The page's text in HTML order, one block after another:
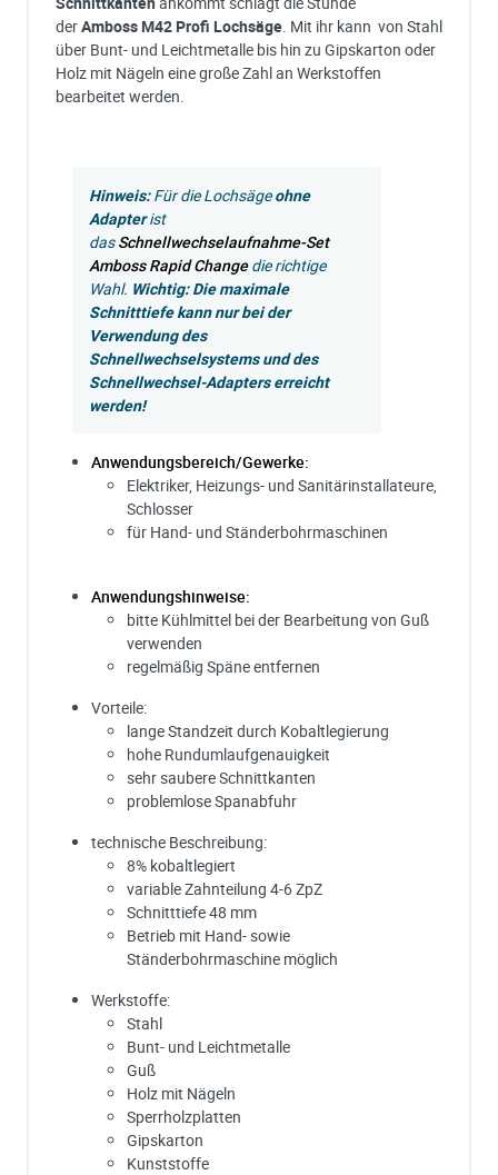
derAmboss M42 Profi Lochsäge . Mit ihr kann von Stahl
über Bunt- und Leichtmetalle bis hin zu Gipskarton oder
Holz mit Nägeln eine große Zahl an Werkstoffen
bearbeitet werden.
Hinweis:Für die Lochsägeohne
Adapterist
dasSchnellwechselaufnahme-Set
Amboss Rapid Changedie richtige
Wahl. Wichtig: Die maximale
Schnitttiefe kann nur bei der
Verwendung des
Schnellwechselsystems und des
Schnellwechsel-Adapters erreicht
werden!
Anwendungsbereich/Gewerke:
Elektriker, Heizungs- und Sanitärinstallateure,
Schlosser
für Hand- und Ständerbohrmaschinen
Anwendungshinweise:
bitte Kühlmittel bei der Bearbeitung von Guß
verwenden
regelmäßig Späne entfernen
Vorteile:
lange Standzeit durch Kobaltlegierung
hohe Rundumlaufgenauigkeit
sehr saubere Schnittkanten
problemlose Spanabfuhr
technische Beschreibung:
8% kobaltlegiert
variable Zahnteilung 4-6 ZpZ
Schnitttiefe 48 mm
Betrieb mit Hand- sowie
Ständerbohrmaschine möglich
Werkstoffe:
Stahl
Bunt- und Leichtmetalle
Guß
Holz mit Nägeln
Sperrholzplatten
Gipskarton
Kunststoffe